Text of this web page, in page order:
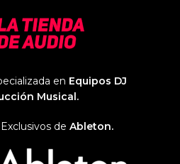
en Equipos DJ
Musical.
de Ableton.